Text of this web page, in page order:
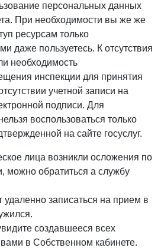
персональных данных
При необходимости вы же же
ресурсам только
даже пользуетесь. К отсутствия
необходимость
инспекции для принятия
учетной записи на
подписи. Для
воспользоваться только
на сайте госуслуг.
лица возникли осложения по
можно обратиться а службу
удаленно записаться на прием в
создавшееся всех
в Собственном кабинете.